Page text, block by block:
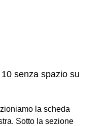
senza spazio su
la scheda
Sotto la sezione